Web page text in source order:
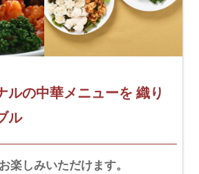
ルの中華メニューを 織り
ル
楽しみいただけます。